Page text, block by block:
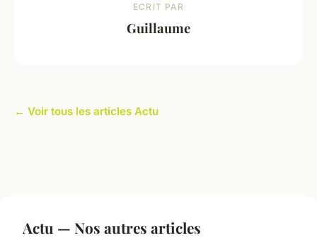
ECRIT PAR
Guillaume
← Voir tous les articles Actu
Actu — Nos autres articles